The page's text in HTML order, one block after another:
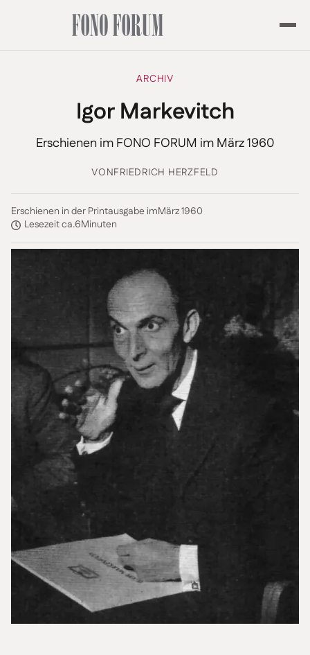
ARCHIV
Igor Markevitch
Erschienen im FONO FORUM im März 1960
VONFRIEDRICH HERZFELD
Erschienen in der Printausgabe imMärz 1960
Lesezeit ca.6Minuten